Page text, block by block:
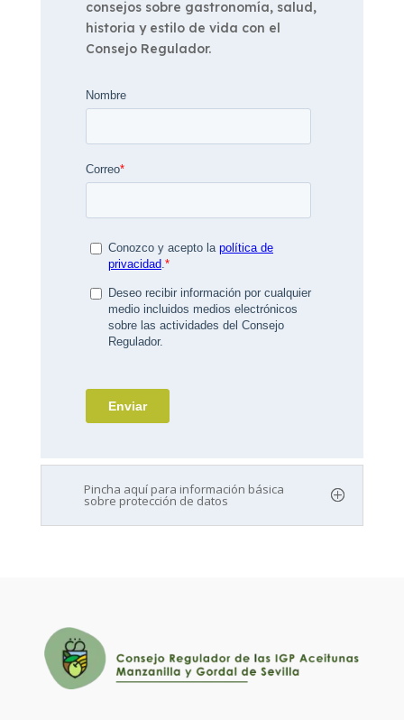
consejos sobre gastronomía, salud,
historia y estilo de vida con el
Consejo Regulador.
Pincha aquí para información básica
sobre protección de datos